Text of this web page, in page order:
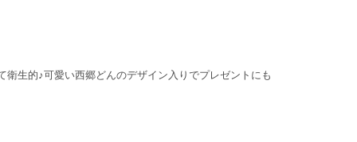
衛生的♪可愛い西郷どんのデザイン入りでプレゼントにも